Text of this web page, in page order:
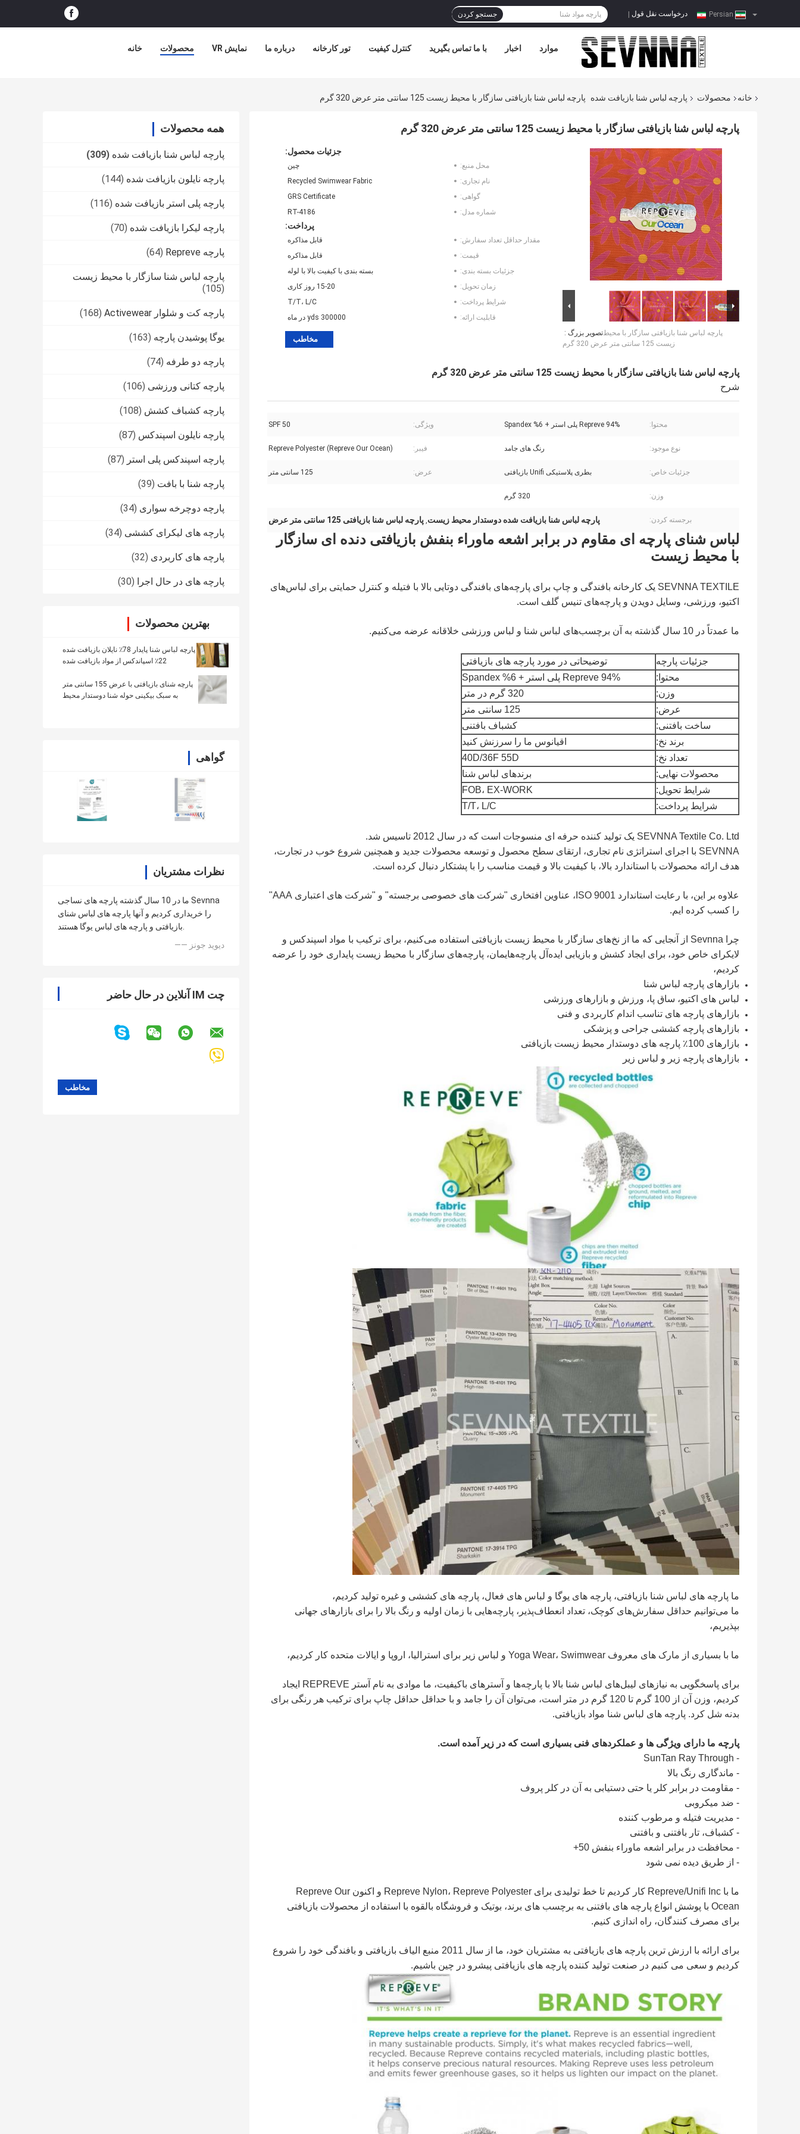
درخواست نقل قول جستجو کردن
خانه محصولات نمایش VR درباره ما تور کارخانه کنترل کیفیت با ما تماس بگیرید اخبار موارد
خانه محصولات پارچه لباس شنا بازیافت شده پارچه لباس شنا بازیافتی سازگار با محیط زیست 125 سانتی متر عرض 320 گرم
همه محصولات
پارچه لباس شنا بازیافت شده (309)
پارچه نایلون بازیافت شده (144)
پارچه پلی استر بازیافت شده (116)
پارچه لیکرا بازیافت شده (70)
پارچه Repreve (64)
پارچه لباس شنا سازگار با محیط زیست
(105)
پارچه کت و شلوار Activewear (168)
یوگا پوشیدن پارچه (163)
پارچه دو طرفه (74)
پارچه کتانی ورزشی (106)
پارچه کشباف کشش (108)
پارچه نایلون اسپندکس (87)
پارچه اسپندکس پلی استر (87)
پارچه شنا با بافت (39)
پارچه دوچرخه سواری (34)
پارچه های لیکرای کششی (34)
پارچه های کاربردی (32)
پارچه های در حال اجرا (30)
بهترین محصولات
پارچه لباس شنا پایدار 78٪ نایلان بازیافت شده
22٪ اسپاندکس از مواد بازیافت شده
پارچه شنای بازیافتی با عرض 155 سانتی متر
به سبک بیکینی حوله شنا دوستدار محیط
گواهی
نظرات مشتریان
ما در 10 سال گذشته پارچه های نساجی Sevnna
را خریداری کردیم و آنها پارچه های لباس شنای
بازیافتی و پارچه های لباس یوگا هستند.
—— دیوید جونز
چت IM آنلاین در حال حاضر
پارچه لباس شنا بازیافتی سازگار با محیط زیست 125 سانتی متر عرض 320 گرم
تصویر بزرگ :پارچه لباس شنا بازیافتی سازگار با محیط
زیست 125 سانتی متر عرض 320 گرم
جزئیات محصول:
محل منبع:
چین
نام تجاری:
Recycled Swimwear Fabric
گواهی:
GRS Certificate
شماره مدل:
RT-4186
پرداخت:
مقدار حداقل تعداد سفارش:
قابل مذاکره
قیمت:
قابل مذاکره
جزئیات بسته بندی:
بسته بندی با کیفیت بالا با لوله
زمان تحویل:
15-20 روز کاری
شرایط پرداخت:
T/T، L/C
قابلیت ارائه:
300000 yds در ماه
مخاطب
پارچه لباس شنا بازیافتی سازگار با محیط زیست 125 سانتی متر عرض 320 گرم
شرح
محتوا: 94% Repreve پلی استر + 6% Spandex ویژگی: SPF 50
نوع موجود: رنگ های جامد فیبر: Repreve Polyester (Repreve Our Ocean)
جزئیات خاص: بطری پلاستیکی Unifi بازیافتی عرض: 125 سانتی متر
وزن: 320 گرم
برجسته کردن: پارچه لباس شنا بازیافت شده دوستدار محیط زیست, پارچه لباس شنا بازیافتی 125 سانتی متر عرض
لباس شنای پارچه ای مقاوم در برابر اشعه ماوراء بنفش بازیافتی دنده ای سازگار
با محیط زیست
SEVNNA TEXTILE یک کارخانه بافندگی و چاپ برای پارچه‌های بافندگی دوتایی بالا با فتیله و کنترل حمایتی برای لباس‌های
اکتیو، ورزشی، وسایل دویدن و پارچه‌های تنیس گلف است.
ما عمدتاً در 10 سال گذشته به آن برچسب‌های لباس شنا و لباس ورزشی خلاقانه عرضه می‌کنیم.
جزئیات پارچه
توضیحاتی در مورد پارچه های بازیافتی
محتوا:
94% Repreve پلی استر + 6% Spandex
وزن:
320 گرم در متر
عرض:
125 سانتی متر
ساخت بافتنی:
کشباف بافتنی
برند نخ:
اقیانوس ما را سرزنش کنید
تعداد نخ:
40D/36F 55D
محصولات نهایی:
برندهای لباس شنا
شرایط تحویل:
FOB، EX-WORK
شرایط پرداخت:
T/T، L/C
SEVNNA Textile Co. Ltd یک تولید کننده حرفه ای منسوجات است که در سال 2012 تاسیس شد.
SEVNNA با اجرای استراتژی نام تجاری، ارتقای سطح محصول و توسعه محصولات جدید و همچنین شروع خوب در تجارت،
هدف ارائه محصولات با استاندارد بالا، با کیفیت بالا و قیمت مناسب را با پشتکار دنبال کرده است.
علاوه بر این، با رعایت استاندارد ISO 9001، عناوین افتخاری "شرکت های خصوصی برجسته" و "شرکت های اعتباری AAA"
را کسب کرده ایم.
چرا Sevnna از آنجایی که ما از نخ‌های سازگار با محیط زیست بازیافتی استفاده می‌کنیم، برای ترکیب با مواد اسپندکس و
لایکرای خاص خود، برای ایجاد کشش و بازیابی ایده‌آل پارچه‌هایمان، پارچه‌های سازگار با محیط زیست پایداری خود را عرضه
کردیم،
بازارهای پارچه لباس شنا
لباس های اکتیو، ساق پا، ورزش و بازارهای ورزشی
بازارهای پارچه های تناسب اندام کاربردی و فنی
بازارهای پارچه کششی جراحی و پزشکی
بازارهای 100٪ پارچه های دوستدار محیط زیست بازیافتی
بازارهای پارچه زیر و لباس زیر
ما پارچه های لباس شنا بازیافتی، پارچه های یوگا و لباس های فعال، پارچه های کششی و غیره تولید کردیم،
ما می‌توانیم حداقل سفارش‌های کوچک، تعداد انعطاف‌پذیر، پارچه‌هایی با زمان اولیه و رنگ بالا را برای بازارهای جهانی
بپذیریم،
ما با بسیاری از مارک های معروف Yoga Wear، Swimwear و لباس زیر برای استرالیا، اروپا و ایالات متحده کار کردیم،
برای پاسخگویی به نیازهای لیبل‌های لباس شنا بالا با پارچه‌ها و آسترهای باکیفیت، ما موادی به نام آستر REPREVE ایجاد
کردیم، وزن آن از 100 گرم تا 120 گرم در متر است، می‌توان آن را جامد و با حداقل حداقل چاپ برای ترکیب هر رنگی برای
بدنه شل کرد. پارچه های لباس شنا مواد بازیافتی.
پارچه ما دارای ویژگی ها و عملکردهای فنی بسیاری است که در زیر آمده است.
- SunTan Ray Through
- ماندگاری رنگ بالا
- مقاومت در برابر کلر یا حتی دستیابی به آن در کلر پروف
- ضد میکروبی
- مدیریت فتیله و مرطوب کننده
- کشباف، تار بافتنی و بافتنی
- محافظت در برابر اشعه ماوراء بنفش 50+
- از طریق دیده نمی شود
ما با Repreve/Unifi Inc کار کردیم تا خط تولیدی برای Repreve Nylon، Repreve Polyester و اکنون Repreve Our
Ocean با پوشش انواع پارچه های بافتنی به برچسب های برند، بوتیک و فروشگاه بالقوه با استفاده از محصولات بازیافتی
برای مصرف کنندگان، راه اندازی کنیم.
برای ارائه با ارزش ترین پارچه های بازیافتی به مشتریان خود، ما از سال 2011 منبع الیاف بازیافتی و بافندگی خود را شروع
کردیم و سعی می کنیم در صنعت تولید کننده پارچه های بازیافتی پیشرو در چین باشیم.